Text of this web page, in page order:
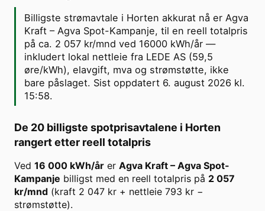
Billigste strømavtale i Horten akkurat nå er Agva
Kraft – Agva Spot-Kampanje, til en reell totalpris
på ca. 2 057 kr/mnd ved 16000 kWh/år —
inkludert lokal nettleie fra LEDE AS (59,5
øre/kWh), elavgift, mva og strømstøtte, ikke
bare påslaget. Sist oppdatert 6. august 2026 kl.
15:58.
De 20 billigste spotprisavtalene i Horten
rangert etter reell totalpris
Ved 16 000 kWh/år er Agva Kraft – Agva Spot-
Kampanje billigst med en reell totalpris på 2 057
kr/mnd (kraft 2 047 kr + nettleie 793 kr −
strømstøtte).